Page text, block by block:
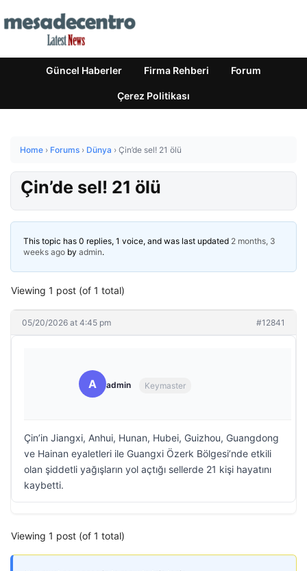
Güncel Haberler Firma Rehberi Forum
Çerez Politikası
Home › Forums › Dünya › Çin’de sel! 21 ölü
Çin’de sel! 21 ölü
This topic has 0 replies, 1 voice, and was last updated 2 months, 3
weeks ago by admin.
Viewing 1 post (of 1 total)
05/20/2026 at 4:45 pm #12841
A admin Keymaster
Çin’in Jiangxi, Anhui, Hunan, Hubei, Guizhou, Guangdong
ve Hainan eyaletleri ile Guangxi Özerk Bölgesi’nde etkili
olan şiddetli yağışların yol açtığı sellerde 21 kişi hayatını
kaybetti.
Viewing 1 post (of 1 total)